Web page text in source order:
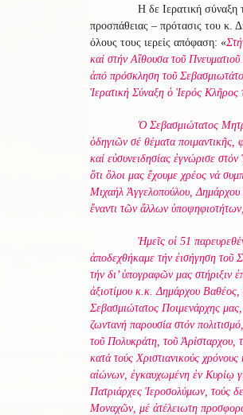
Η δε Ιερατική σύναξη
προσπάθειας – πρότασις του κ.
όλους τους ιερείς απόφαση: «
καί στήν Αἴθουσα τοῦ
ἀπό πρόσκληση τοῦ
Ἱερατική Σύναξη ὁ Ἱερός Κλῆρος
Ὁ Σεβασμιώτατος
ὁδηγιῶν σέ θέματα ποιμαντικῆς,
καί εὐσυνειδησίας ἐγνώρισε
ὅτι ὅλοι μας ἔχουμε χρέος νά
Μιχαήλ Ἀγγελοπούλου,
ἔναντι τῶν ἄλλων
Ἡμεῖς οἱ 51
ἀποδεχθήκαμε τήν ἐισήγηση τοῦ
τήν δι’ ὑπογραφῶν μας στήριξιν
ἀξιοτίμου κ.κ. Δημάρχου
Σεβασμιώτατος Ποιμενάρχης
ζωντανή παρουσία στόν
τοῦ Πολυκράτη, τοῦ Ἀρίσταρχου,
κατά τούς Χριστιανικούς
αἰώνων, ἐγκαυχωμένη ἐν Κυρίῳ
Πατριάρχες Ἱεροσολύμων, τούς
Μοναχῶν, μέ ἀτέλειωτη